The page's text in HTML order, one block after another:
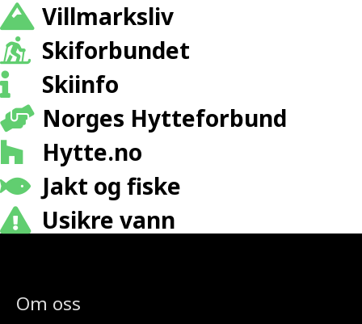
Villmarksliv
Skiforbundet
Skiinfo
Norges Hytteforbund
Hytte.no
Jakt og fiske
Usikre vann
Om oss